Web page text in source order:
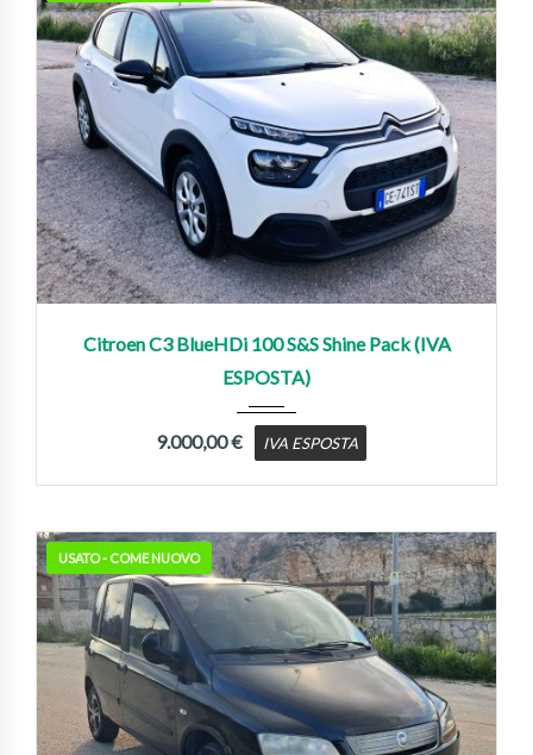
Citroen C3 BlueHDi 100 S&S Shine Pack (IVA
ESPOSTA)
9.000,00€ IVA ESPOSTA
USATO - COME NUOVO